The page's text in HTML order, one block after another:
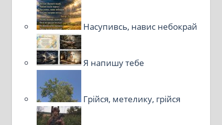
Насупивсь, навис небокрай
Я напишу тебе
Грійся, метелику, грійся